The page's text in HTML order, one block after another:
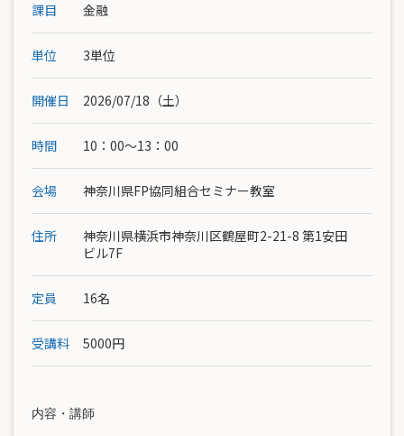
課目 金融
単位 3単位
開催日 2026/07/18（土）
時間 10：00〜13：00
会場 神奈川県FP協同組合セミナー教室
住所
神奈川県横浜市神奈川区鶴屋町2-21-8 第1安田
ビル7F
定員 16名
受講料 5000円
内容・講師